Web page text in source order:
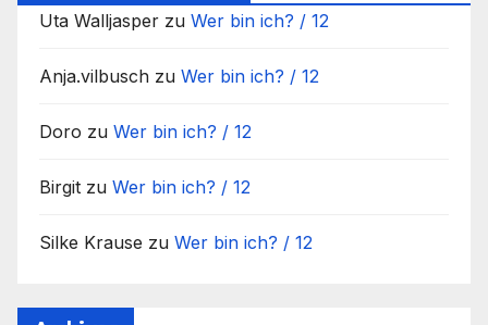
Uta Walljasper zu Wer bin ich? / 12
Anja.vilbusch zu Wer bin ich? / 12
Doro zu Wer bin ich? / 12
Birgit zu Wer bin ich? / 12
Silke Krause zu Wer bin ich? / 12